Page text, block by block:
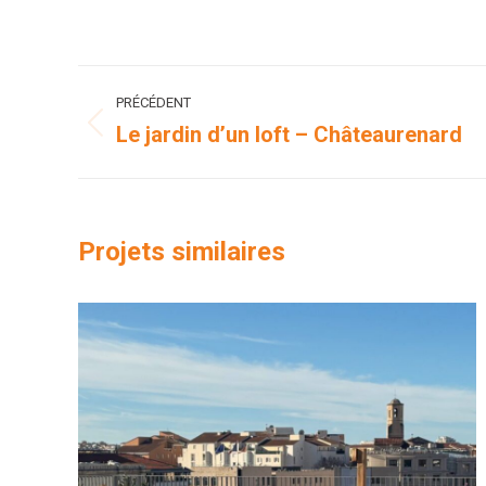
Navigation
de
PRÉCÉDENT
Onglet
Le jardin d’un loft – Châteaurenard
Projets similaires